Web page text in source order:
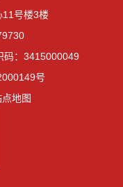
11号楼3楼
码：3415000049
号
地图